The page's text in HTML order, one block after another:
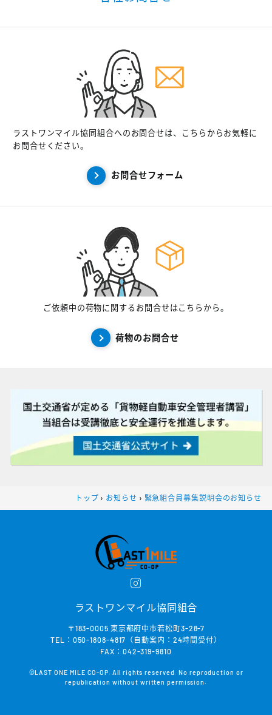
ラストワンマイル協同組合へのお問合せは、こちらからお気軽に
お問合せください。
お問合せフォーム
ご依頼中の荷物に関するお問合せはこちらから。
荷物のお問合せ
トップ › お知らせ › 緊急組合員募集説明会のお知らせ
ラストワンマイル協同組合
〒183-0005 東京都府中市若松町3-28-7
TEL：050-1808-4817（自動案内：24時間受付）
FAX：042-319-9810
©LAST ONE MILE CO-OP. All rights reserved. No reproduction or
republication without written permission.